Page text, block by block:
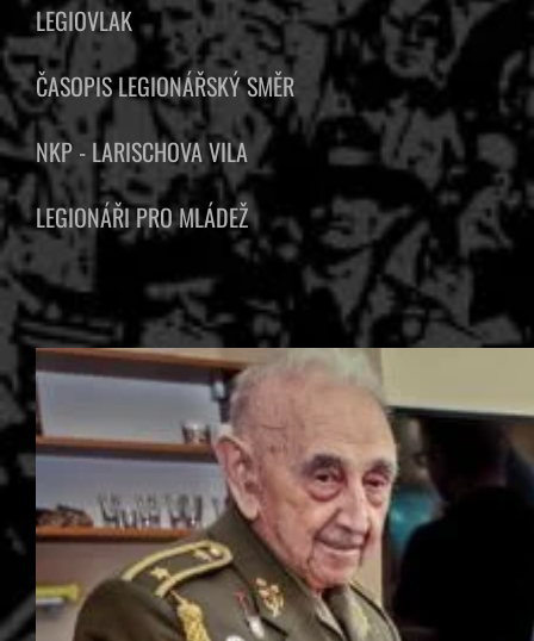
LEGIOVLAK
ČASOPIS LEGIONÁŘSKÝ SMĚR
NKP - LARISCHOVA VILA
LEGIONÁŘI PRO MLÁDEŽ